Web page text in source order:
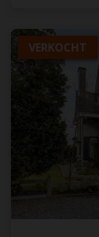
VERKOCHT